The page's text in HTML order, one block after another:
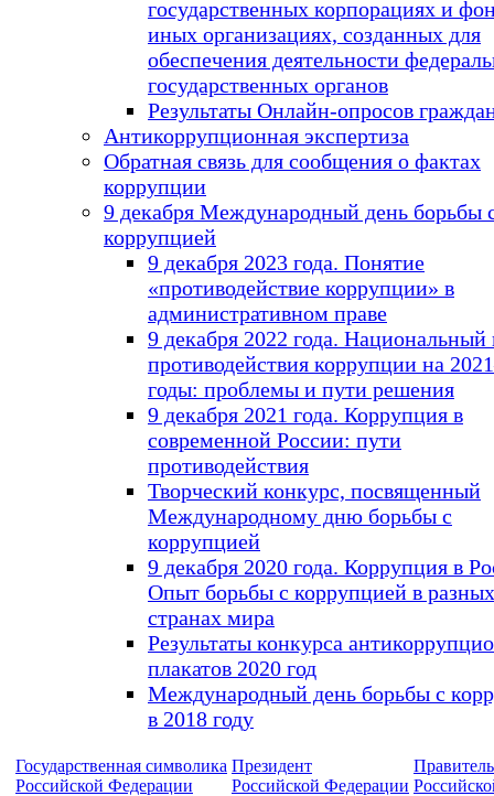
государственных корпорациях и
иных организациях, созданных для
обеспечения деятельности
государственных органов
Результаты Онлайн-опросов
Антикоррупционная экспертиза
Обратная связь для сообщения о фактах
коррупции
9 декабря Международный день борьбы
коррупцией
9 декабря 2023 года. Понятие
«противодействие коррупции» в
административном праве
9 декабря 2022 года. Национальный
противодействия коррупции на
годы: проблемы и пути решения
9 декабря 2021 года. Коррупция в
современной России: пути
противодействия
Творческий конкурс, посвященный
Международному дню борьбы с
коррупцией
9 декабря 2020 года. Коррупция в
Опыт борьбы с коррупцией в разных
странах мира
Результаты конкурса
плакатов 2020 год
Международный день борьбы с
в 2018 году
Государственная символика
Российской Федерации
Президент
Российской Федерации